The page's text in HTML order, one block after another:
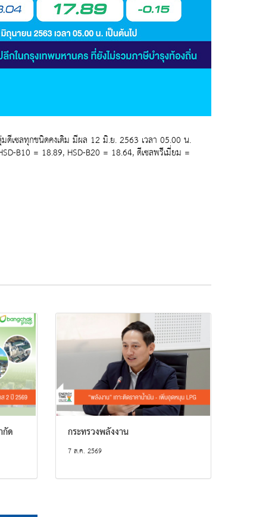
เซลทุกชนิดคงเดิม มีผล 12 มิ.ย. 2563 เวลา 05.00 น.
B10 = 18.89, HSD-B20 = 18.64, ดีเซลพรีเมี่ยม =
ด กระทรวงพลังงาน
7 ส.ค. 2569